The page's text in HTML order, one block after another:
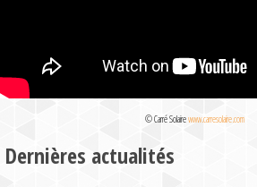
© Carré Solairewww.carresolaire.com
Dernières actualités